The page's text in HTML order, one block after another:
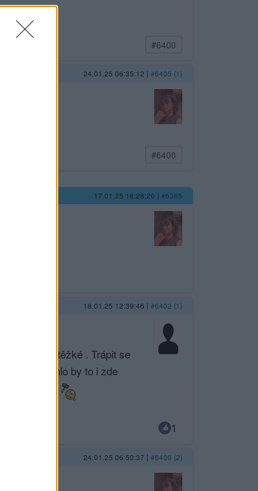
#6400
24.01.25 06:35:12 | #6405 (1)
#6400
17.01.25 18:28:20 | #6385
18.01.25 12:39:46 | #6402 (1)
luštitele je těžké . Trápit se
, mohlo by to i zde
1
24.01.25 06:50:37 | #6406 (2)
den :)